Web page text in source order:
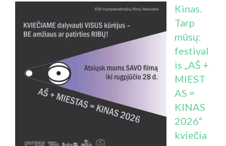
Kinas.
Tarp
mūsų:
festival
is „AŠ +
MIEST
AS =
KINAS
2026“
kviečia